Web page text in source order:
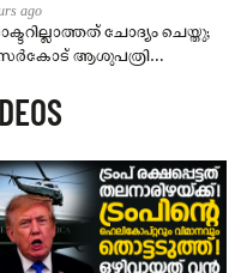
ago
ചോദ്യം ചെയ്തു;
ആശുപത്രി
കേസ്